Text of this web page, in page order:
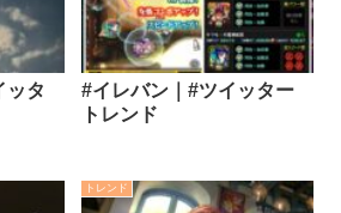
ッタ
#イレバン｜#ツイッター
トレンド
トレンド